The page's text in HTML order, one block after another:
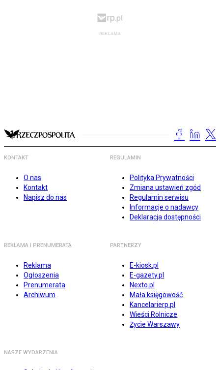
KONTAKT
O nas
Kontakt
Napisz do nas
REGULAMIN
Polityka Prywatności
Zmiana ustawień zgód
Regulamin serwisu
Informacje o nadawcy
Deklaracja dostępności
REKLAMA I PRENUMERATA
Reklama
Ogłoszenia
Prenumerata
Archiwum
PARTNERZY
E-kiosk.pl
E-gazety.pl
Nexto.pl
Mała księgowość
Kancelarierp.pl
Wieści Rolnicze
Życie Warszawy
NASZE WYDARZENIA